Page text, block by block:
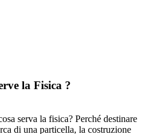
la Fisica ?
serva la fisica? Perché destinare
di una particella, la costruzione